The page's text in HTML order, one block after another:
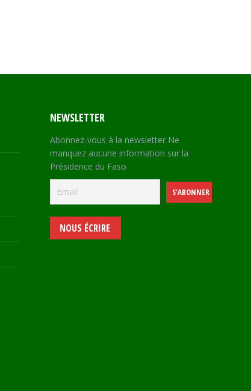
NEWSLETTER
Abonnez-vous à la newsletter Ne
manquez aucune information sur la
Présidence du Faso
NOUS ÉCRIRE